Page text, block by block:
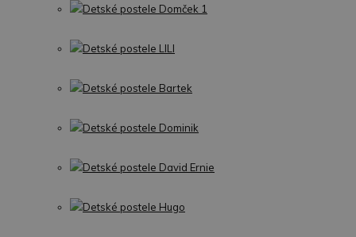
Detské postele Domček 1
Detské postele LILI
Detské postele Bartek
Detské postele Dominik
Detské postele David Ernie
Detské postele Hugo